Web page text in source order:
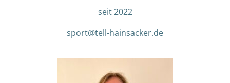
seit 2022
sport@tell-hainsacker.de